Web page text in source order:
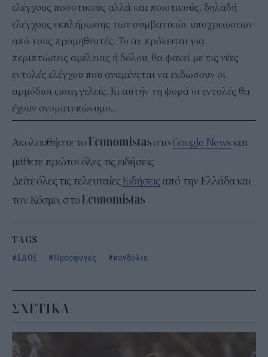
ελέγχους ποσοτικούς αλλά και ποιοτικούς, δηλαδή
ελέγχους εκπλήρωσης των συμβατικών υποχρεώσεων
από τους προμηθευτές. Το αν πρόκειται για
περιπτώσεις αμέλειας ή δόλου, θα φανεί με τις νέες
εντολές ελέγχου που αναμένεται να εκδώσουν οι
αρμόδιοι εισαγγελείς. Κι αυτήν τη φορά οι εντολές θα
έχουν ονοματεπώνυμο...
Ακολουθήστε το στο Google Newsκαι
μάθετε πρώτοι όλες τις ειδήσεις
Δείτε όλες τις τελευταίεςΕιδήσειςαπό την Ελλάδα και
τον Κόσμο, στο
TAGS
ΣΔΟΕ
Πρόσφυγες κονδύλια
ΣΧΕΤΙΚΑ